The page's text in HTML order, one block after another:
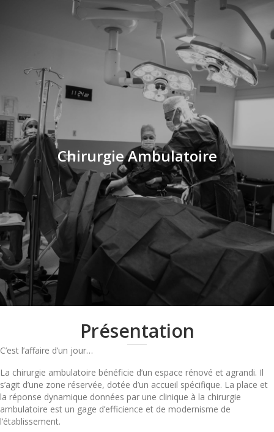
Chirurgie Ambulatoire
Présentation
C’est l’affaire d’un jour…
La chirurgie ambulatoire bénéficie d’un espace rénové et agrandi. Il
s’agit d’une zone réservée, dotée d’un accueil spécifique. La place et
la réponse dynamique données par une clinique à la chirurgie
ambulatoire est un gage d’efficience et de modernisme de
l’établissement.